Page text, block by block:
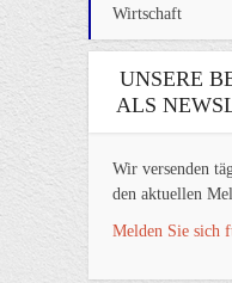
Wirtschaft
UNSERE
ALS
Wir versenden
den aktuellen
Melden Sie sich